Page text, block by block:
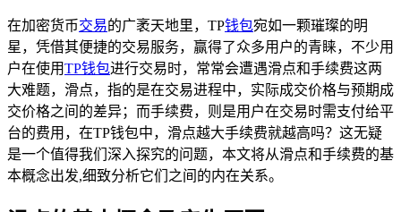
在加密货币交易的广袤天地里，TP钱包宛如一颗璀璨的明
星，凭借其便捷的交易服务，赢得了众多用户的青睐，不少用
户在使用TP钱包进行交易时，常常会遭遇滑点和手续费这两
大难题，滑点，指的是在交易进程中，实际成交价格与预期成
交价格之间的差异；而手续费，则是用户在交易时需支付给平
台的费用，在TP钱包中，滑点越大手续费就越高吗？这无疑
是一个值得我们深入探究的问题，本文将从滑点和手续费的基
本概念出发,细致分析它们之间的内在关系。